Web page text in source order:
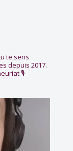
te sens
depuis 2017.
🎙️